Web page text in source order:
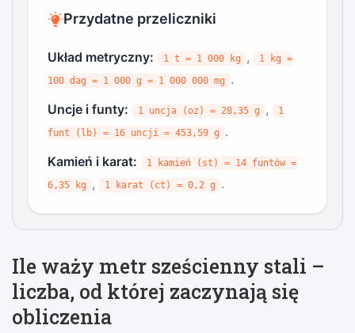
Przydatne przeliczniki
Układ metryczny: 1 t = 1 000 kg ,
1 kg =
100 dag = 1 000 g = 1 000 000 mg
.
Uncje i funty:
1 uncja (oz) = 28,35 g ,
1
funt (lb) = 16 uncji = 453,59 g
.
Kamień i karat:
1 kamień (st) = 14 funtów =
6,35 kg
, 1 karat (ct) = 0,2 g .
Ile waży metr sześcienny stali –
liczba, od której zaczynają się
obliczenia